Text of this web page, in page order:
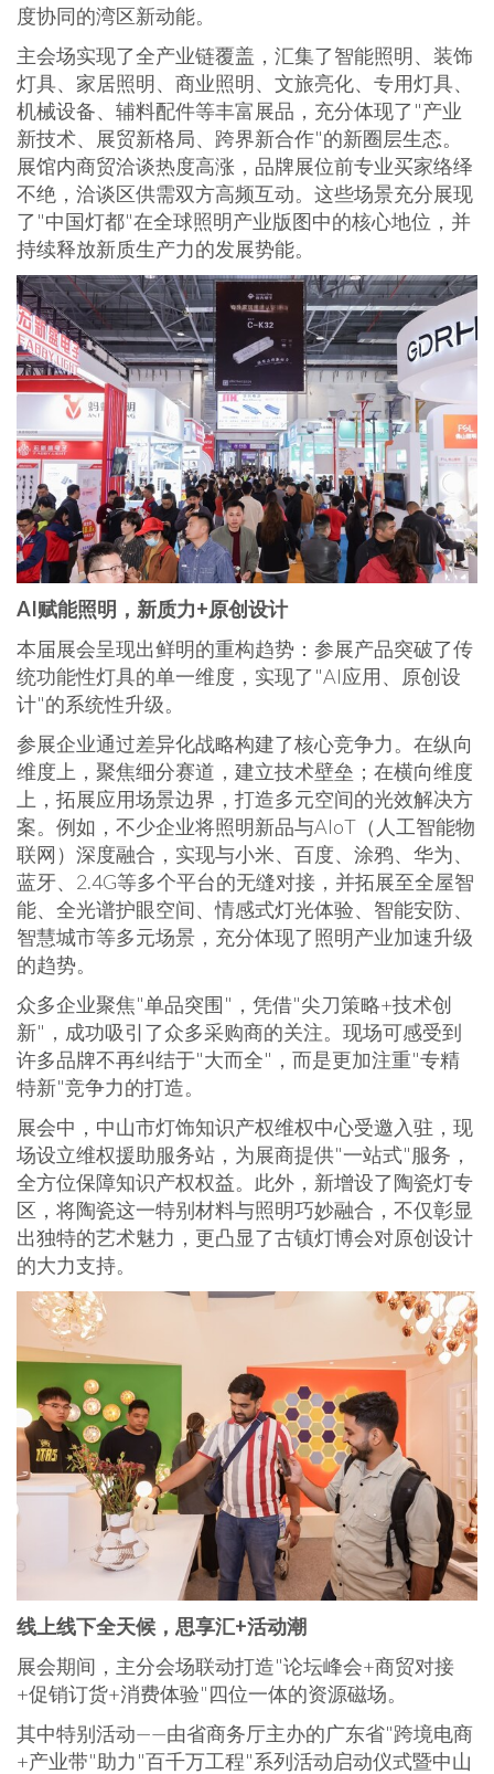
度协同的湾区新动能。
主会场实现了全产业链覆盖，汇集了智能照明、装饰
灯具、家居照明、商业照明、文旅亮化、专用灯具、
机械设备、辅料配件等丰富展品，充分体现了"产业
新技术、展贸新格局、跨界新合作"的新圈层生态。
展馆内商贸洽谈热度高涨，品牌展位前专业买家络绎
不绝，洽谈区供需双方高频互动。这些场景充分展现
了"中国灯都"在全球照明产业版图中的核心地位，并
持续释放新质生产力的发展势能。
AI赋能照明，新质力+原创设计
本届展会呈现出鲜明的重构趋势：参展产品突破了传
统功能性灯具的单一维度，实现了"AI应用、原创设
计"的系统性升级。
参展企业通过差异化战略构建了核心竞争力。在纵向
维度上，聚焦细分赛道，建立技术壁垒；在横向维度
上，拓展应用场景边界，打造多元空间的光效解决方
案。例如，不少企业将照明新品与AIoT（人工智能物
联网）深度融合，实现与小米、百度、涂鸦、华为、
蓝牙、2.4G等多个平台的无缝对接，并拓展至全屋智
能、全光谱护眼空间、情感式灯光体验、智能安防、
智慧城市等多元场景，充分体现了照明产业加速升级
的趋势。
众多企业聚焦"单品突围"，凭借"尖刀策略+技术创
新"，成功吸引了众多采购商的关注。现场可感受到
许多品牌不再纠结于"大而全"，而是更加注重"专精
特新"竞争力的打造。
展会中，中山市灯饰知识产权维权中心受邀入驻，现
场设立维权援助服务站，为展商提供"一站式"服务，
全方位保障知识产权权益。此外，新增设了陶瓷灯专
区，将陶瓷这一特别材料与照明巧妙融合，不仅彰显
出独特的艺术魅力，更凸显了古镇灯博会对原创设计
的大力支持。
线上线下全天候，思享汇+活动潮
展会期间，主分会场联动打造"论坛峰会+商贸对接
+促销订货+消费体验"四位一体的资源磁场。
其中特别活动——由省商务厅主办的广东省"跨境电商
+产业带"助力"百千万工程"系列活动启动仪式暨中山